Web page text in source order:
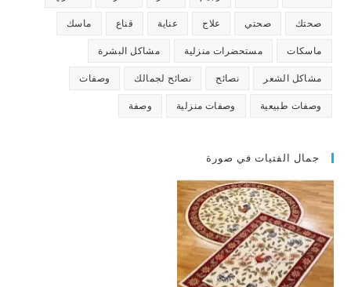
صحتك صحتي علاج عناية قناع ماسك
ماسكات مستحضرات منزلية مشاكل البشرة
مشاكل الشعر نصائح نصائح لجمالك وصفات
وصفات طبيعية وصفات منزلية وصفة
جمال الفتيات في صورة